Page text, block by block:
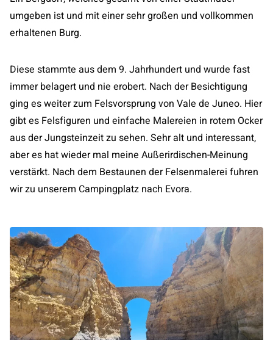
umgeben ist und mit einer sehr großen und vollkommen
erhaltenen Burg.
Diese stammte aus dem 9. Jahrhundert und wurde fast
immer belagert und nie erobert. Nach der Besichtigung
ging es weiter zum Felsvorsprung von Vale de Juneo. Hier
gibt es Felsfiguren und einfache Malereien in rotem Ocker
aus der Jungsteinzeit zu sehen. Sehr alt und interessant,
aber es hat wieder mal meine Außerirdischen-Meinung
verstärkt. Nach dem Bestaunen der Felsenmalerei fuhren
wir zu unserem Campingplatz nach Evora.